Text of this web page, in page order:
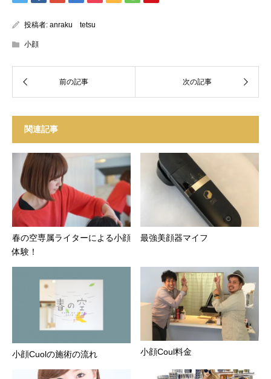
投稿者: anraku tetsu
小顔
関連記事
春の空専属ライターによる小顔
体験！
最強美顔器マイフ
小顔Cuolの施術の流れ 小顔Coul料金